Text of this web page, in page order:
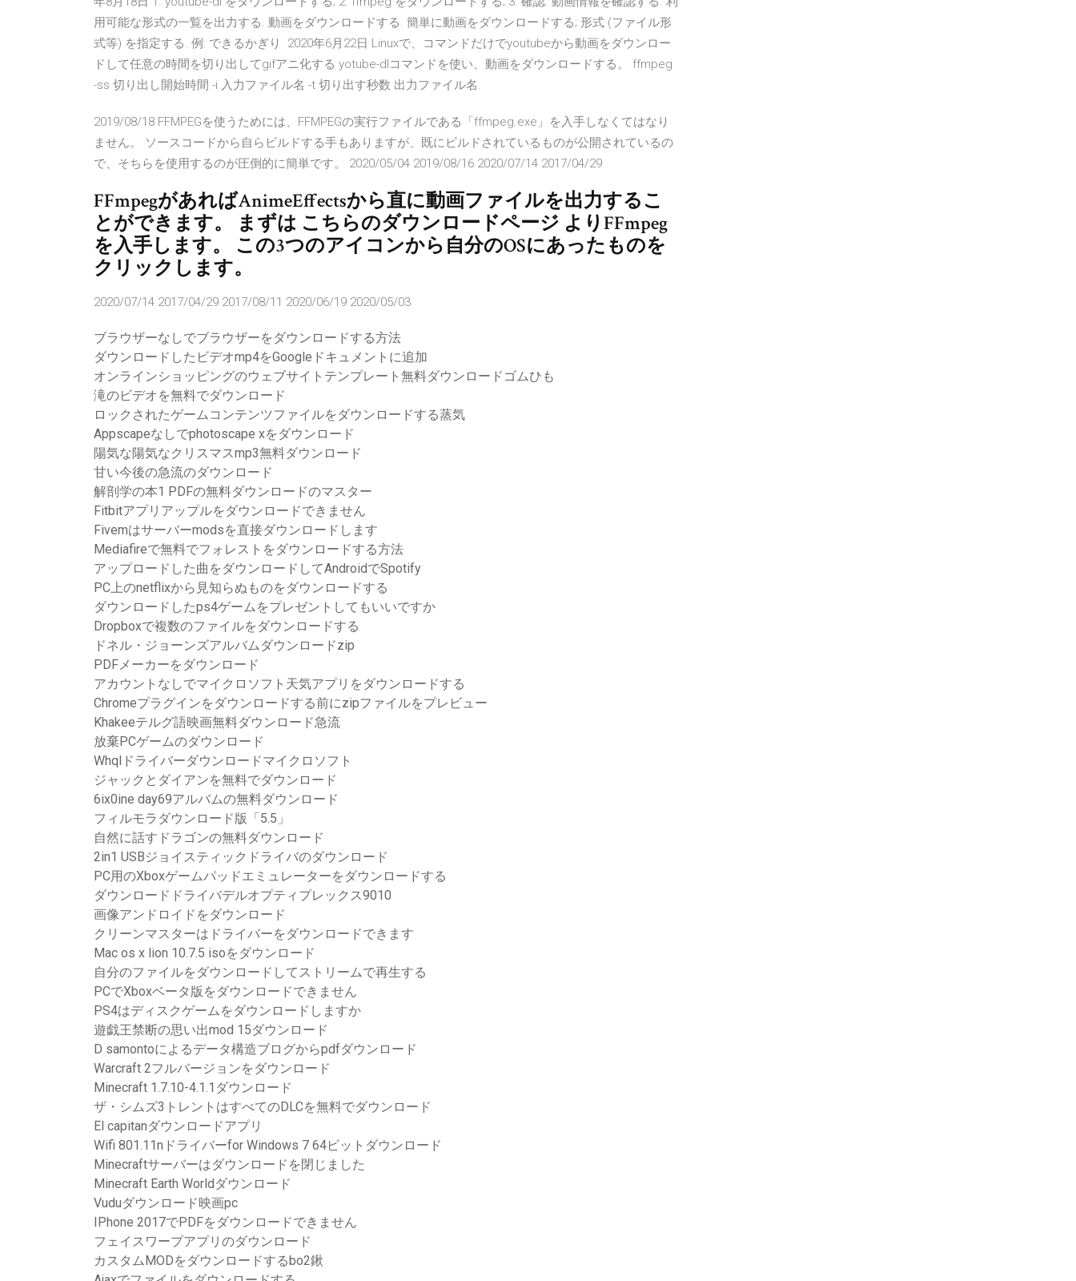
用可能な形式の一覧を出力する. 動画をダウンロードする. 簡単に動画をダウンロードする; 形式 (ファイル形
式等) を指定する. 例: できるかぎり 2020年6月22日 Linuxで、コマンドだけでyoutubeから動画をダウンロー
ドして任意の時間を切り出してgifアニ化する yotube-dlコマンドを使い、動画をダウンロードする。 ffmpeg
-ss 切り出し開始時間 -i 入力ファイル名 -t 切り出す秒数 出力ファイル名.
2019/08/18 FFMPEGを使うためには、FFMPEGの実行ファイルである「ffmpeg.exe」を入手しなくてはなり
ません。 ソースコードから自らビルドする手もありますが、既にビルドされているものが公開されているの
で、そちらを使用するのが圧倒的に簡単です。 2020/05/04 2019/08/16 2020/07/14 2017/04/29
FFmpegがあればAnimeEffectsから直に動画ファイルを出力するこ
とができます。 まずは こちらのダウンロードページ よりFFmpeg
を入手します。 この3つのアイコンから自分のOSにあったものを
クリックします。
2020/07/14 2017/04/29 2017/08/11 2020/06/19 2020/05/03
ブラウザーなしでブラウザーをダウンロードする方法
ダウンロードしたビデオmp4をGoogleドキュメントに追加
オンラインショッピングのウェブサイトテンプレート無料ダウンロードゴムひも
滝のビデオを無料でダウンロード
ロックされたゲームコンテンツファイルをダウンロードする蒸気
Appscapeなしでphotoscape xをダウンロード
陽気な陽気なクリスマスmp3無料ダウンロード
甘い今後の急流のダウンロード
解剖学の本1 PDFの無料ダウンロードのマスター
Fitbitアプリアップルをダウンロードできません
Fivemはサーバーmodsを直接ダウンロードします
Mediafireで無料でフォレストをダウンロードする方法
アップロードした曲をダウンロードしてAndroidでSpotify
PC上のnetflixから見知らぬものをダウンロードする
ダウンロードしたps4ゲームをプレゼントしてもいいですか
Dropboxで複数のファイルをダウンロードする
ドネル・ジョーンズアルバムダウンロードzip
PDFメーカーをダウンロード
アカウントなしでマイクロソフト天気アプリをダウンロードする
Chromeプラグインをダウンロードする前にzipファイルをプレビュー
Khakeeテルグ語映画無料ダウンロード急流
放棄PCゲームのダウンロード
Whqlドライバーダウンロードマイクロソフト
ジャックとダイアンを無料でダウンロード
6ix0ine day69アルバムの無料ダウンロード
フィルモラダウンロード版「5.5」
自然に話すドラゴンの無料ダウンロード
2in1 USBジョイスティックドライバのダウンロード
PC用のXboxゲームパッドエミュレーターをダウンロードする
ダウンロードドライバデルオプティプレックス9010
画像アンドロイドをダウンロード
クリーンマスターはドライバーをダウンロードできます
Mac os x lion 10.7.5 isoをダウンロード
自分のファイルをダウンロードしてストリームで再生する
PCでXboxベータ版をダウンロードできません
PS4はディスクゲームをダウンロードしますか
遊戯王禁断の思い出mod 15ダウンロード
D samontoによるデータ構造ブログからpdfダウンロード
Warcraft 2フルバージョンをダウンロード
Minecraft 1.7.10-4.1.1ダウンロード
ザ・シムズ3トレントはすべてのDLCを無料でダウンロード
El capitanダウンロードアプリ
Wifi 801.11nドライバーfor Windows 7 64ビットダウンロード
Minecraftサーバーはダウンロードを閉じました
Minecraft Earth Worldダウンロード
Vuduダウンロード映画pc
IPhone 2017でPDFをダウンロードできません
フェイスワープアプリのダウンロード
カスタムMODをダウンロードするbo2鍬